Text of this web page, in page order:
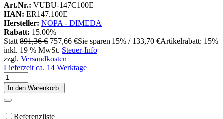
Art.Nr.: VUBU-147C100E
HAN: ER147.100E
Hersteller: NOPA - DIMEDA
Rabatt: 15.00%
Statt 891,36 € 757,66 €Sie sparen 15% / 133,70 €Artikelrabatt: 15%
inkl. 19 % MwSt. Steuer-Info
zzgl. Versandkosten
Lieferzeit ca. 14 Werktage
In den Warenkorb
Referenzliste